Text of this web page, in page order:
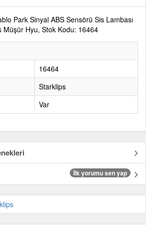
Park Sinyal ABS Sensörü Sis Lambası
Müşür Hyu, Stok Kodu: 16464
16464
Starklips
Var
İlk yorumu sen yap